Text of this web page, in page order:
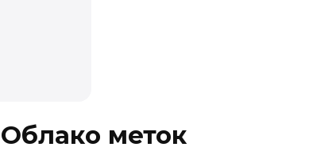
Облако меток